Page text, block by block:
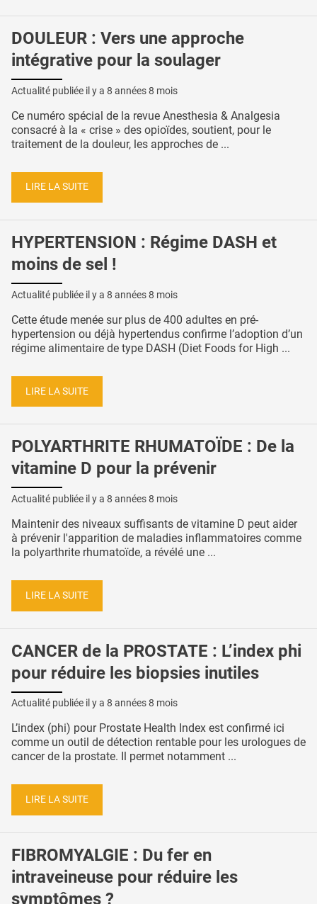
DOULEUR : Vers une approche
intégrative pour la soulager
Actualité publiée il y a 8 années 8 mois
Ce numéro spécial de la revue Anesthesia & Analgesia
consacré à la « crise » des opioïdes, soutient, pour le
traitement de la douleur, les approches de ...
LIRE LA SUITE
HYPERTENSION : Régime DASH et
moins de sel !
Actualité publiée il y a 8 années 8 mois
Cette étude menée sur plus de 400 adultes en pré-
hypertension ou déjà hypertendus confirme l’adoption d’un
régime alimentaire de type DASH (Diet Foods for High ...
LIRE LA SUITE
POLYARTHRITE RHUMATOÏDE : De la
vitamine D pour la prévenir
Actualité publiée il y a 8 années 8 mois
Maintenir des niveaux suffisants de vitamine D peut aider
à prévenir l'apparition de maladies inflammatoires comme
la polyarthrite rhumatoïde, a révélé une ...
LIRE LA SUITE
CANCER de la PROSTATE : L’index phi
pour réduire les biopsies inutiles
Actualité publiée il y a 8 années 8 mois
L’index (phi) pour Prostate Health Index est confirmé ici
comme un outil de détection rentable pour les urologues de
cancer de la prostate. Il permet notamment ...
LIRE LA SUITE
FIBROMYALGIE : Du fer en
intraveineuse pour réduire les
symptômes ?